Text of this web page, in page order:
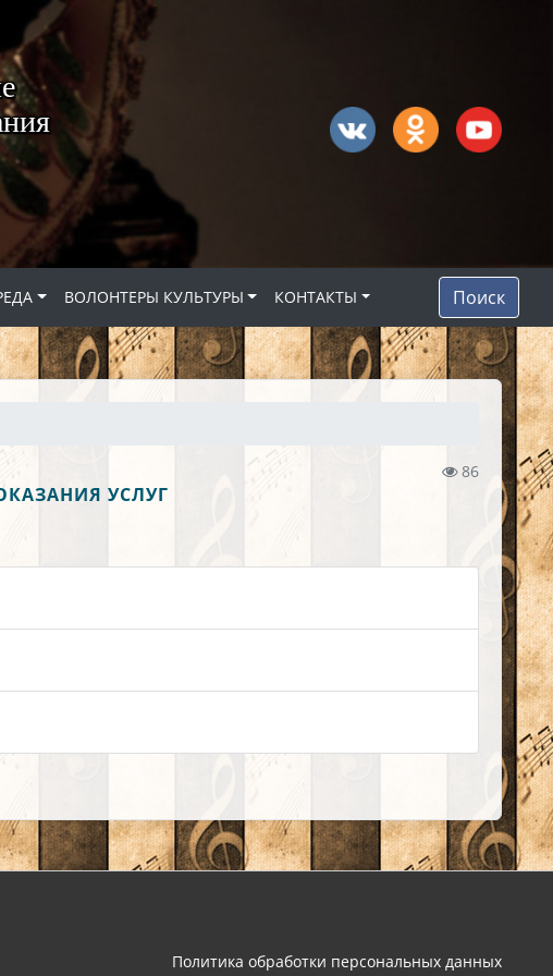
ВОЛОНТЕРЫ КУЛЬТУРЫ КОНТАКТЫ Поиск
86
УСЛУГ
Политика обработки персональных данных